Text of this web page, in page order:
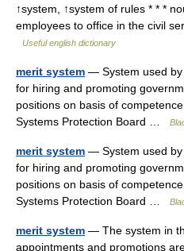
↑system, ↑system of rules * * *
employees to office in the civil
Useful english dictionary
merit system — System used
for hiring and promoting
positions on basis of
Systems Protection Board …
merit system — System used
for hiring and promoting
positions on basis of
Systems Protection Board …
merit system — The system in
appointments and promotions